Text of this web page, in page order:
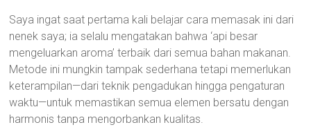
Saya ingat saat pertama kali belajar cara memasak ini dari
nenek saya; ia selalu mengatakan bahwa ‘api besar
mengeluarkan aroma’ terbaik dari semua bahan makanan.
Metode ini mungkin tampak sederhana tetapi memerlukan
keterampilan—dari teknik pengadukan hingga pengaturan
waktu—untuk memastikan semua elemen bersatu dengan
harmonis tanpa mengorbankan kualitas.